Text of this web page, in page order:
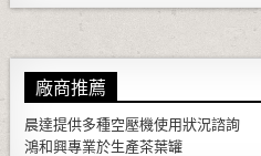
廠商推薦
晨達提供多種空壓機使用狀況諮詢
鴻和興專業於生產茶葉罐